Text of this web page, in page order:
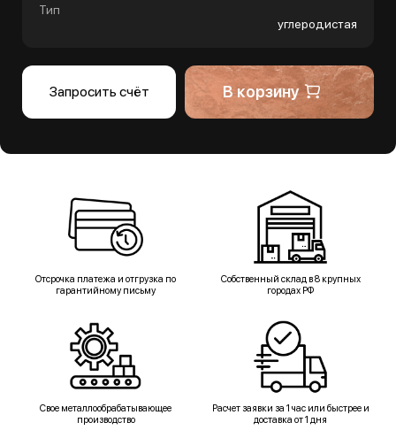
Тип
углеродистая
Запросить счёт В корзину
Отсрочка платежа и отгрузка по
гарантийному письму
Собственный склад в 8 крупных
городах РФ
Свое металлообрабатывающее
производство
Расчет заявки за 1 час или быстрее и
доставка от 1 дня